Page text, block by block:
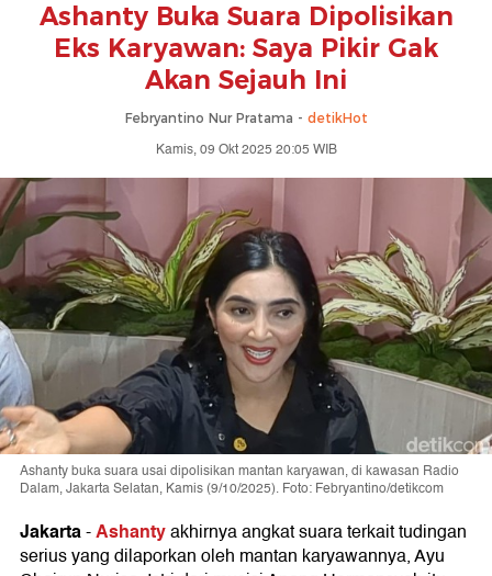
Ashanty Buka Suara Dipolisikan
Eks Karyawan: Saya Pikir Gak
Akan Sejauh Ini
Febryantino Nur Pratama - detikHot
Kamis, 09 Okt 2025 20:05 WIB
Ashanty buka suara usai dipolisikan mantan karyawan, di kawasan Radio
Dalam, Jakarta Selatan, Kamis (9/10/2025). Foto: Febryantino/detikcom
Jakarta-Ashantyakhirnya angkat suara terkait tudingan
serius yang dilaporkan oleh mantan karyawannya, Ayu